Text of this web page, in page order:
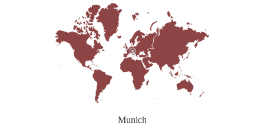
Munich